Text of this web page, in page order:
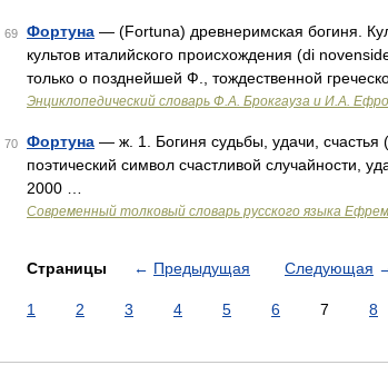
69 Фортуна — (Fortuna) древнеримская богиня.
культов италийского происхождения (di
только о позднейшей Ф., тождественной
Энциклопедический словарь Ф.А. Брокгауза и И.А.
70 Фортуна — ж. 1. Богиня судьбы, удачи, счастья
поэтический символ счастливой случайности,
2000 …
Современный толковый словарь русского языка
Страницы ← Предыдущая Следующая
1 2 3 4 5 6 7 8